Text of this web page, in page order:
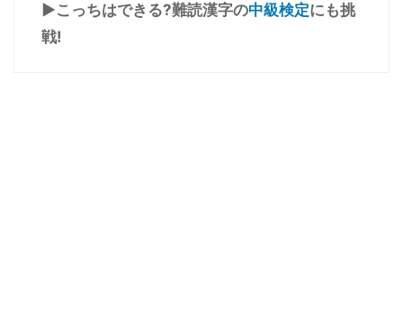
▶こっちはできる?難読漢字の中級検定にも挑
戦!